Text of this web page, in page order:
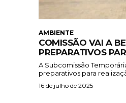
AMBIENTE
COMISSÃO VAI A
PREPARATIVOS
A Subcomissão
preparativos para
16 de julho de 2025